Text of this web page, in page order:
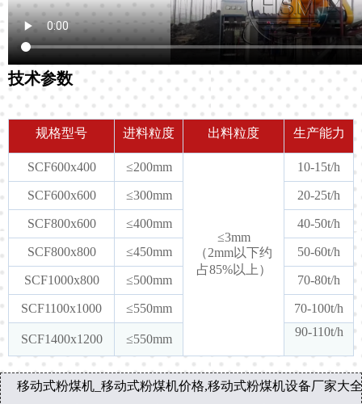
技术参数
规格型号 进料粒度 出料粒度 生产能力
SCF600x400 ≤200mm
≤3mm
（2mm以下约
占85%以上）
10-15t/h
SCF600x600 ≤300mm 20-25t/h
SCF800x600 ≤400mm 40-50t/h
SCF800x800 ≤450mm 50-60t/h
SCF1000x800 ≤500mm 70-80t/h
SCF1100x1000 ≤550mm 70-100t/h
SCF1400x1200 ≤550mm
90-110t/h
移动式粉煤机_移动式粉煤机价格,移动式粉煤机设备厂家大全